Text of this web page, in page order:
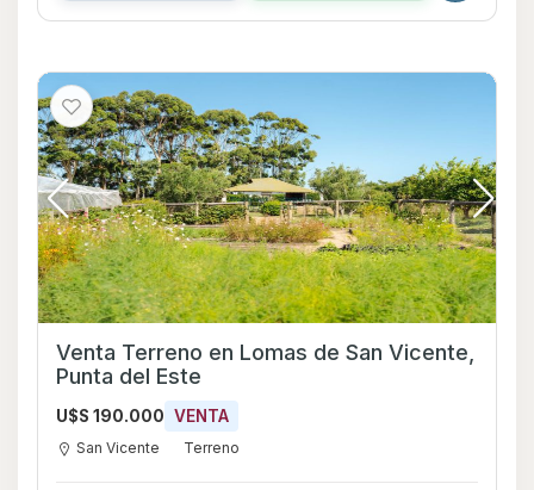
Venta Terreno en Lomas de San Vicente,
Punta del Este
U$S 190.000 VENTA
San Vicente Terreno